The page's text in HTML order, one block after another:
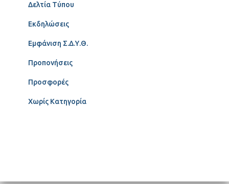
Δελτία Τύπου
Εκδηλώσεις
Εμφάνιση Σ.Δ.Υ.Θ.
Προπονήσεις
Προσφορές
Χωρίς Κατηγορία